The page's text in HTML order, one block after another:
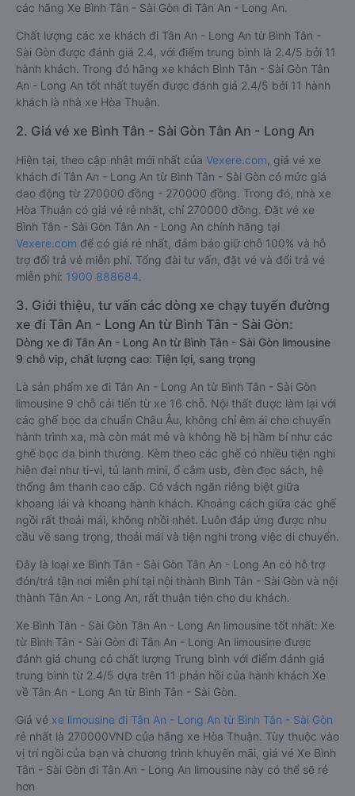
các hãng Xe Bình Tân - Sài Gòn đi Tân An - Long An.
Chất lượng các xe khách đi Tân An - Long An từ Bình Tân -
Sài Gòn được đánh giá 2.4, với điểm trung bình là 2.4/5 bởi 11
hành khách. Trong đó hãng xe khách Bình Tân - Sài Gòn Tân
An - Long An tốt nhất tuyến được đánh giá 2.4/5 bởi 11 hành
khách là nhà xe Hòa Thuận.
2. Giá vé xe Bình Tân - Sài Gòn Tân An - Long An
Hiện tại, theo cập nhật mới nhất của Vexere.com , giá vé xe
khách đi Tân An - Long An từ Bình Tân - Sài Gòn có mức giá
dao động từ 270000 đồng - 270000 đồng. Trong đó, nhà xe
Hòa Thuận có giá vé rẻ nhất, chỉ 270000 đồng. Đặt vé xe
Bình Tân - Sài Gòn Tân An - Long An chính hãng tại
Vexere.com để có giá rẻ nhất, đảm bảo giữ chỗ 100% và hỗ
trợ đổi trả vé miễn phí. Tổng đài tư vấn, đặt vé và đổi trả vé
miễn phí: 1900 888684.
3. Giới thiệu, tư vấn các dòng xe chạy tuyến đường
xe đi Tân An - Long An từ Bình Tân - Sài Gòn:
Dòng xe đi Tân An - Long An từ Bình Tân - Sài Gòn limousine
9 chỗ vip, chất lượng cao: Tiện lợi, sang trọng
Là sản phẩm xe đi Tân An - Long An từ Bình Tân - Sài Gòn
limousine 9 chỗ cải tiến từ xe 16 chỗ. Nội thất được làm lại với
các ghế bọc da chuẩn Châu Âu, không chỉ êm ái cho chuyến
hành trình xa, mà còn mát mẻ và không hề bị hầm bí như các
ghế bọc da bình thường. Kèm theo các ghế có nhiều tiện nghi
hiện đại như ti-vi, tủ lạnh mini, ổ cắm usb, đèn đọc sách, hệ
thống âm thanh cao cấp. Có vách ngăn riêng biệt giữa
khoang lái và khoang hành khách. Khoảng cách giữa các ghế
ngồi rất thoải mái, không nhồi nhét. Luôn đáp ứng được nhu
cầu về sang trọng, thoải mái và tiện nghi trong việc di chuyển.
Đây là loại xe Bình Tân - Sài Gòn Tân An - Long An có hỗ trợ
đón/trả tận nơi miễn phí tại nội thành Bình Tân - Sài Gòn và nội
thành Tân An - Long An, rất thuận tiện cho du khách.
Xe Bình Tân - Sài Gòn Tân An - Long An limousine tốt nhất: Xe
từ Bình Tân - Sài Gòn đi Tân An - Long An limousine được
đánh giá chung có chất lượng Trung bình với điểm đánh giá
trung bình từ 2.4/5 dựa trên 11 phản hồi của hành khách Xe
về Tân An - Long An từ Bình Tân - Sài Gòn.
Giá vé xe limousine đi Tân An - Long An từ Bình Tân - Sài Gòn
rẻ nhất là 270000VND của hãng xe Hòa Thuận. Tùy thuộc vào
vị trí ngồi của bạn và chương trình khuyến mãi, giá vé Xe Bình
Tân - Sài Gòn đi Tân An - Long An limousine này có thể sẽ rẻ
hơn